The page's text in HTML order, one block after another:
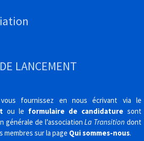
LANCEMENT
fournissez en nous écrivant via le
ou le formulaire de candidature sont
générale de l’associationLa Transition dont
membres sur la page Qui sommes-nous.